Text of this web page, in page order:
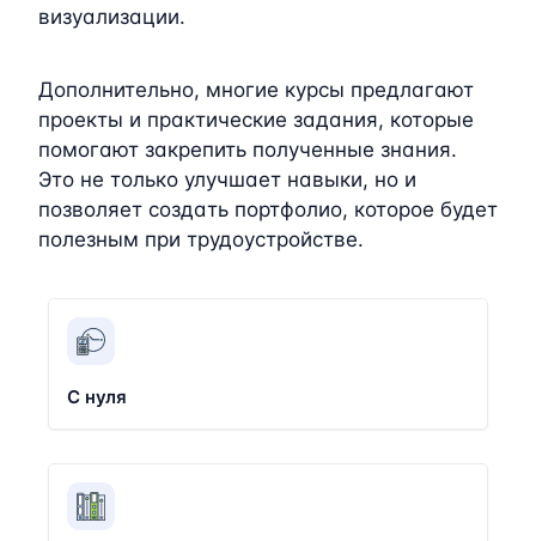
визуализации.
Дополнительно, многие курсы предлагают
проекты и практические задания, которые
помогают закрепить полученные знания.
Это не только улучшает навыки, но и
позволяет создать портфолио, которое будет
полезным при трудоустройстве.
С нуля